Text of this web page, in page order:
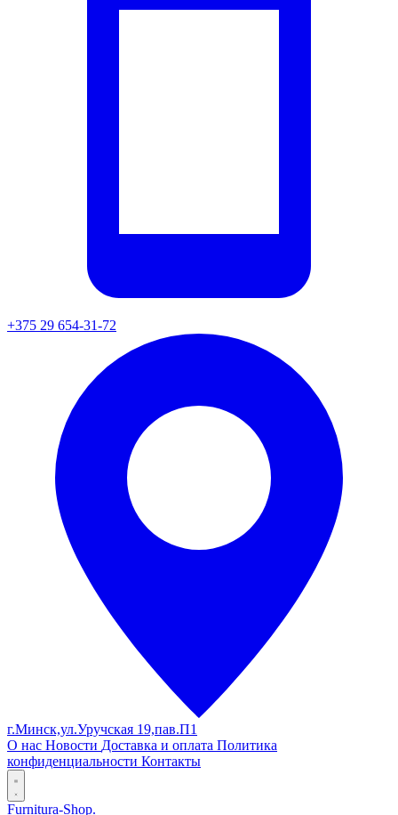
+375 29 654-31-72
г.Минск,ул.Уручская 19,пав.П1
О нас Новости Доставка и оплата Политика
конфиденциальности Контакты
Furnitura-Shop.